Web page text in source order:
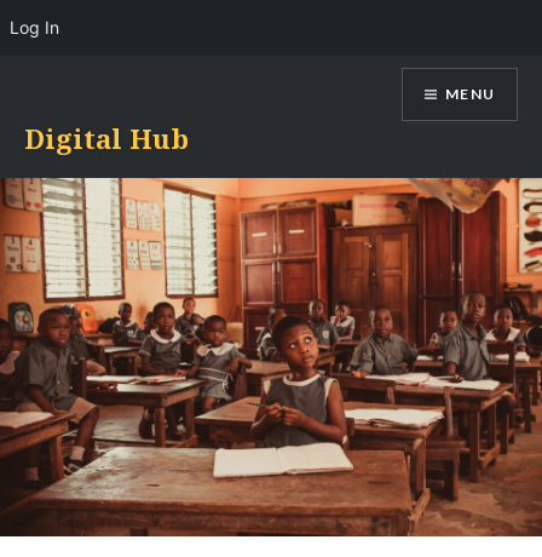
content
Digital Hub
MENU
Log In